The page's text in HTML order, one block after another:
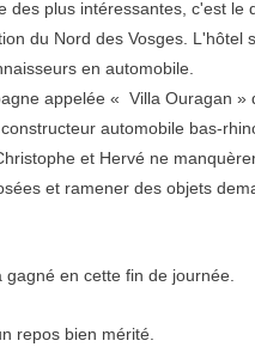
des plus intéressantes, c'est
du Nord des Vosges. L'hôtel
en automobile.
appelée « Villa Ouragan »
automobile bas-
et Hervé ne
et ramener des objets
gagné en cette fin de journée.
repos bien mérité.